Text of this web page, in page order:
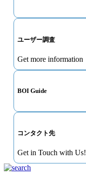
ユーザー調査
Get more information
BOI Guide
コンタクト先
Get in Touch with Us!